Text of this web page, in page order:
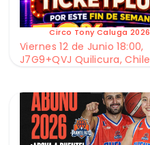
Circo Tony Caluga 2026
Viernes 12 de Junio 18:00,
J7G9+QVJ Quilicura, Chile